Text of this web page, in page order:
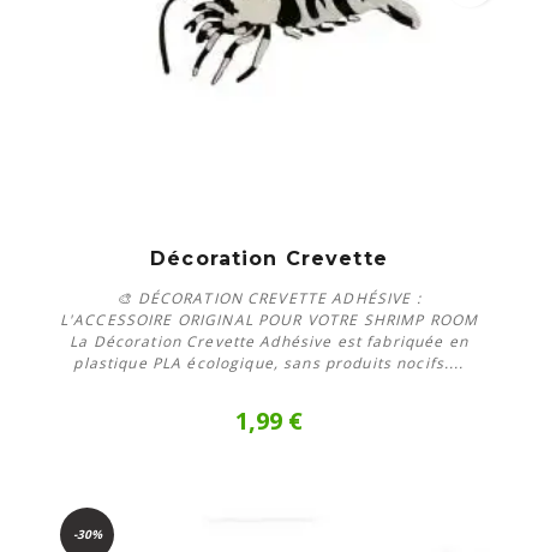
Décoration Crevette
🎨 DÉCORATION CREVETTE ADHÉSIVE :
L'ACCESSOIRE ORIGINAL POUR VOTRE SHRIMP ROOM
La Décoration Crevette Adhésive est fabriquée en
plastique PLA écologique, sans produits nocifs....
1,99 €
-30%